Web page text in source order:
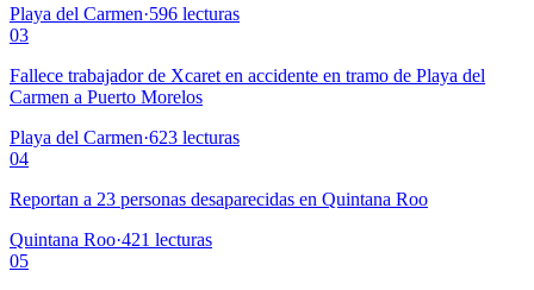
Playa del Carmen·596 lecturas
03
Fallece trabajador de Xcaret en accidente en tramo de Playa del
Carmen a Puerto Morelos
Playa del Carmen·623 lecturas
04
Reportan a 23 personas desaparecidas en Quintana Roo
Quintana Roo·421 lecturas
05